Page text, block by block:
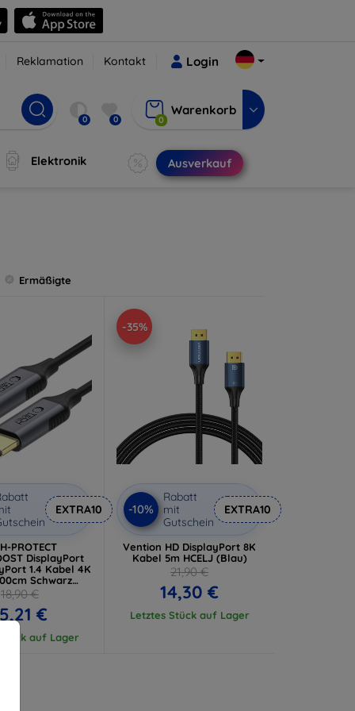
Reklamation Kontakt Login
0 0 0
Warenkorb
Elektronik Ausverkauf
Ermäßigte
EXTRA10
PROTECT
DisplayPort
1.4 Kabel 4K
Schwarz
18,90 €
€
Stück auf Lager
-35%
-10%
Rabatt
mit
Gutschein
EXTRA10
Vention HD DisplayPort 8K
Kabel 5m HCELJ (Blau)
21,90 €
14,30 €
Letztes Stück auf Lager